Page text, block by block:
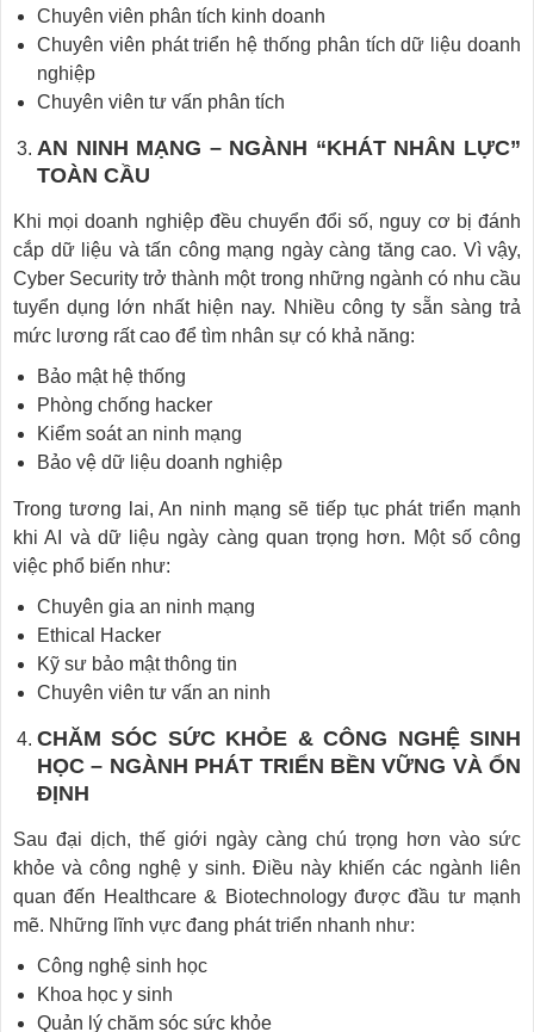
Chuyên viên phân tích kinh doanh
Chuyên viên phát triển hệ thống phân tích dữ liệu doanh
nghiệp
Chuyên viên tư vấn phân tích
AN NINH MẠNG – NGÀNH “KHÁT NHÂN LỰC”
TOÀN CẦU
Khi mọi doanh nghiệp đều chuyển đổi số, nguy cơ bị đánh
cắp dữ liệu và tấn công mạng ngày càng tăng cao. Vì vậy,
Cyber Security trở thành một trong những ngành có nhu cầu
tuyển dụng lớn nhất hiện nay. Nhiều công ty sẵn sàng trả
mức lương rất cao để tìm nhân sự có khả năng:
Bảo mật hệ thống
Phòng chống hacker
Kiểm soát an ninh mạng
Bảo vệ dữ liệu doanh nghiệp
Trong tương lai, An ninh mạng sẽ tiếp tục phát triển mạnh
khi AI và dữ liệu ngày càng quan trọng hơn. Một số công
việc phổ biến như:
Chuyên gia an ninh mạng
Ethical Hacker
Kỹ sư bảo mật thông tin
Chuyên viên tư vấn an ninh
CHĂM SÓC SỨC KHỎE & CÔNG NGHỆ SINH
HỌC – NGÀNH PHÁT TRIỂN BỀN VỮNG VÀ ỔN
ĐỊNH
Sau đại dịch, thế giới ngày càng chú trọng hơn vào sức
khỏe và công nghệ y sinh. Điều này khiến các ngành liên
quan đến Healthcare & Biotechnology được đầu tư mạnh
mẽ. Những lĩnh vực đang phát triển nhanh như:
Công nghệ sinh học
Khoa học y sinh
Quản lý chăm sóc sức khỏe